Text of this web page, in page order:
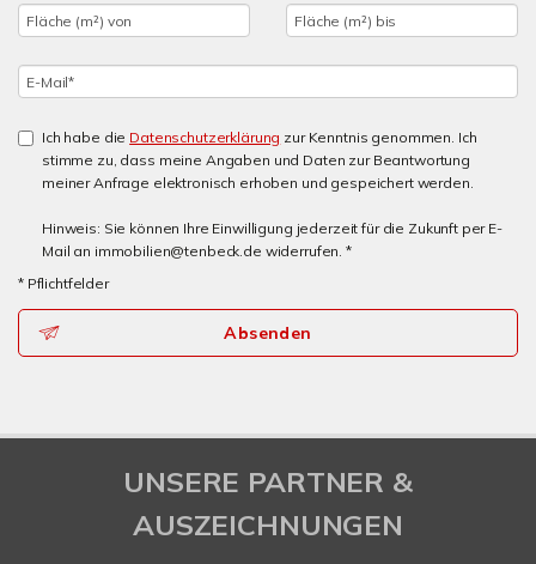
Ich habe die Datenschutzerklärung zur Kenntnis genommen. Ich
stimme zu, dass meine Angaben und Daten zur Beantwortung
meiner Anfrage elektronisch erhoben und gespeichert werden.
Hinweis: Sie können Ihre Einwilligung jederzeit für die Zukunft per E-
Mail an immobilien@tenbeck.de widerrufen. *
* Pflichtfelder
Absenden
UNSERE PARTNER &
AUSZEICHNUNGEN